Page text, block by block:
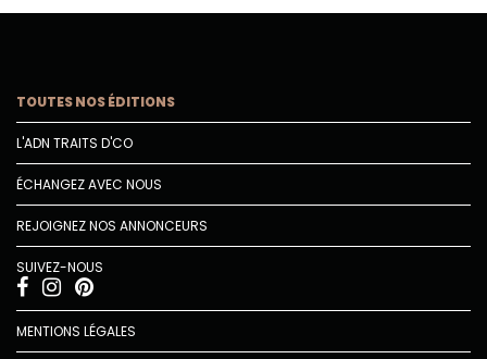
TOUTES NOS ÉDITIONS
L'ADN TRAITS D'CO
ÉCHANGEZ AVEC NOUS
REJOIGNEZ NOS ANNONCEURS
SUIVEZ-NOUS
MENTIONS LÉGALES